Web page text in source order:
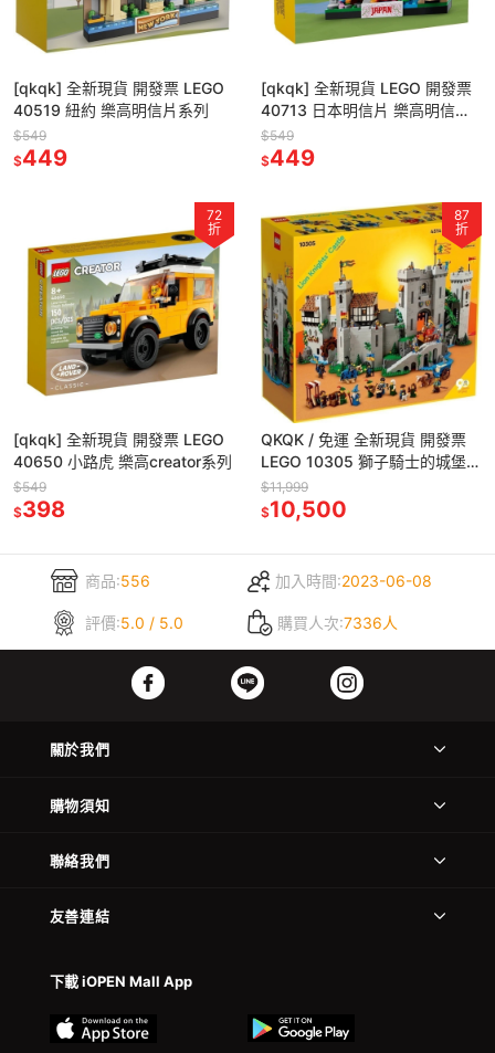
[qkqk] 全新現貨 開發票 LEGO
40519 紐約 樂高明信片系列
$549
$449
[qkqk] 全新現貨 LEGO 開發票
40713 日本明信片 樂高明信片
系列
$549
$449
72
折
[qkqk] 全新現貨 開發票 LEGO
40650 小路虎 樂高creator系列
$549
$398
87
折
QKQK / 免運 全新現貨 開發票
LEGO 10305 獅子騎士的城堡
樂高icon系列
$11,999
$10,500
商品:556 加入時間:2023-06-08
評價:5.0 / 5.0 購買人次:7336人
關於我們
購物須知
聯絡我們
友善連結
下載 iOPEN Mall App